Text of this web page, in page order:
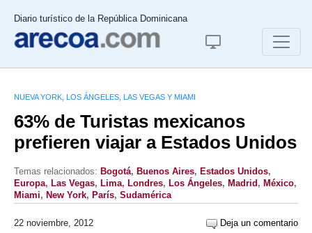
Diario turístico de la República Dominicana
NUEVA YORK, LOS ÁNGELES, LAS VEGAS Y MIAMI
63% de Turistas mexicanos
prefieren viajar a Estados Unidos
Temas relacionados: Bogotá, Buenos Aires, Estados Unidos,
Europa, Las Vegas, Lima, Londres, Los Ángeles, Madrid , México,
Miami, New York, París, Sudamérica
22 noviembre, 2012 Deja un comentario